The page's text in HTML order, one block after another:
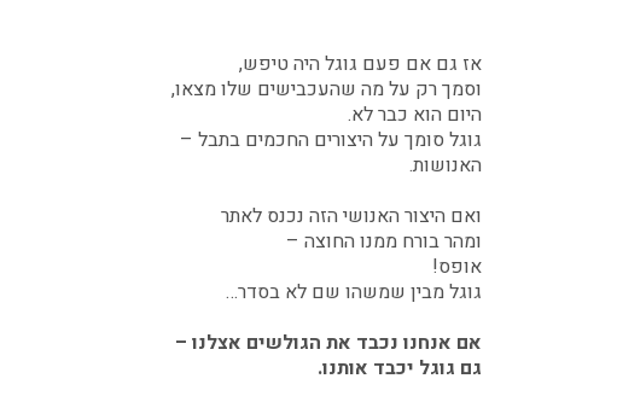
אז גם אם פעם גוגל היה טיפש,
וסמך רק על מה שהעכבישים שלו מצאו,
היום הוא כבר לא.
גוגל סומך על היצורים החכמים בתבל –
האנושות.
ואם היצור האנושי הזה נכנס לאתר
ומהר בורח ממנו החוצה –
אופס!
גוגל מבין שמשהו שם לא בסדר…
אם אנחנו נכבד את הגולשים אצלנו –
גם גוגל יכבד אותנו.